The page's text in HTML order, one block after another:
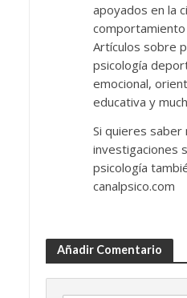
apoyados en la
comportamiento
Artículos sobre
psicología
emocional,
educativa y
Si quieres saber
investigaciones
psicología
canalpsico.com
Añadir Comentario